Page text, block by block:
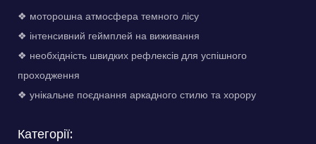
❖ моторошна атмосфера темного лісу
❖ інтенсивний геймплей на виживання
❖ необхідність швидких рефлексів для успішного
проходження
❖ унікальне поєднання аркадного стилю та хорору
Категорії: